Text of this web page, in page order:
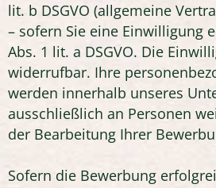
lit. b DSGVO (allgemeine
– sofern Sie eine Einwilligung
Abs. 1 lit. a DSGVO. Die
widerrufbar. Ihre
werden innerhalb unseres
ausschließlich an Personen
der Bearbeitung Ihrer
Sofern die Bewerbung